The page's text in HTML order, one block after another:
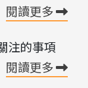
閱讀更多
注的事項
閱讀更多